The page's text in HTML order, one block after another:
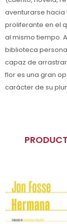
aventurarse
proliferante en el
al mismo tiempo.
biblioteca
capaz de
flor es una gran
carácter de su